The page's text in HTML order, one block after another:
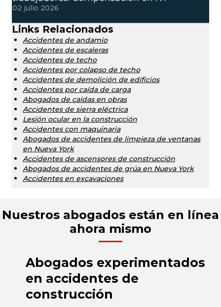
02 julio 2026
Links Relacionados
Accidentes de andamio
Accidentes de escaleras
Accidentes de techo
Accidentes por colapso de techo
Accidentes de demolición de edificios
Accidentes por caída de carga
Abogados de caídas en obras
Accidentes de sierra eléctrica
Lesión ocular en la construcción
Accidentes con maquinaria
Abogados de accidentes de limpieza de ventanas
en Nueva York
Accidentes de ascensores de construcción
Abogados de accidentes de grúa en Nueva York
Accidentes en excavaciones
Nuestros abogados están en línea
ahora mismo
Abogados experimentados
en accidentes de
construcción